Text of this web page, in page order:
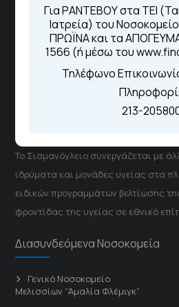
Για ΡΑΝΤΕΒΟΥ στα ΤΕΙ
Ιατρεία) του
ΠΡΩΪΝΑ και τα
1566 (ή μέσω του
Τηλέφωνο
213-
Από τον
Καλώντας στην
1566
Μέσω της
App"
Το Σισμανόγλειο συνεργάζεται με
ιδρύματα και μονάδες υγείας στα
ειδικών προγραμμάτων βελτίωσης
φροντίδας της υγείας σε εθνικό
Διασυνδεόμενα Νοσοκομεία
Γενικό Νοσοκομείο
Μελισσίων “Άμαλία Φλέμιγκ”